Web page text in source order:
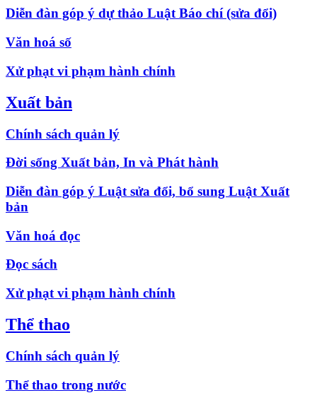
Diễn đàn góp ý dự thảo Luật Báo chí (sửa đổi)
Văn hoá số
Xử phạt vi phạm hành chính
Xuất bản
Chính sách quản lý
Đời sống Xuất bản, In và Phát hành
Diễn đàn góp ý Luật sửa đổi, bổ sung Luật Xuất
bản
Văn hoá đọc
Đọc sách
Xử phạt vi phạm hành chính
Thể thao
Chính sách quản lý
Thể thao trong nước